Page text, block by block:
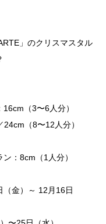
」のクリスマスタル
（3〜6人分）
（8〜12人分）
：8cm（1人分）
（金）～ 12月16日